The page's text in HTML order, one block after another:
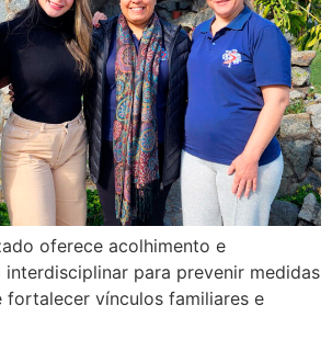
oferece acolhimento e
interdisciplinar para prevenir medidas
fortalecer vínculos familiares e